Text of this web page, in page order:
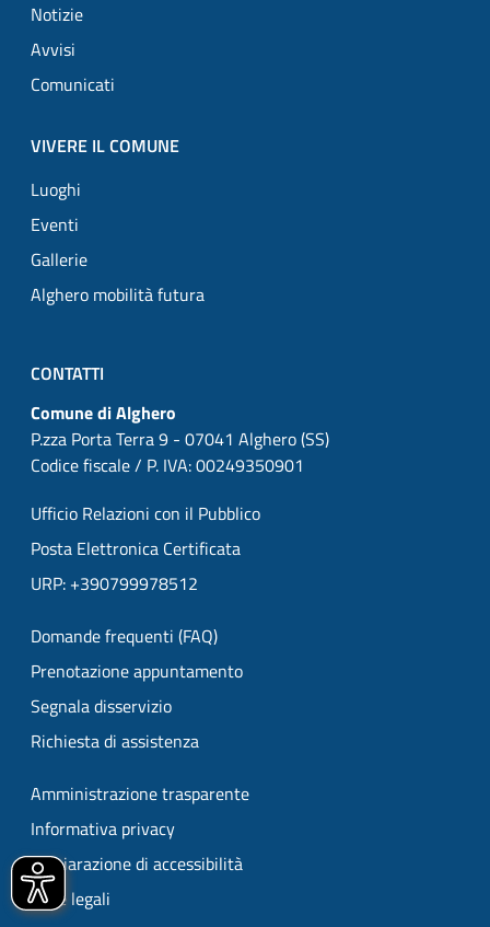
Notizie
Avvisi
Comunicati
VIVERE IL COMUNE
Luoghi
Eventi
Gallerie
Alghero mobilità futura
CONTATTI
Comune di Alghero
P.zza Porta Terra 9 - 07041 Alghero (SS)
Codice fiscale / P. IVA: 00249350901
Ufficio Relazioni con il Pubblico
Posta Elettronica Certificata
URP: +390799978512
Domande frequenti (FAQ)
Prenotazione appuntamento
Segnala disservizio
Richiesta di assistenza
Amministrazione trasparente
Informativa privacy
Dichiarazione di accessibilità
Note legali